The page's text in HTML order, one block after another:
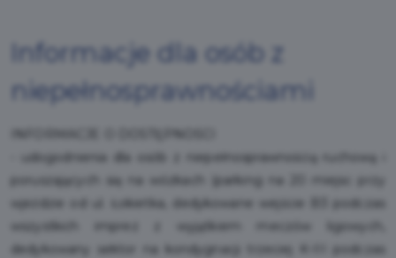
Informacje dla osób z
niepełnosprawnościami
- udogodnienia dla osób z niepełnosprawnością ruchową i
poruszających się na wózkach (parking na 20 miejsc przy
wjeździe od ul. Łokietka, dedykowane wejście B3 podczas
wszystkich imprez z wyjątkiem meczów ligowych,
dedykowany sektor na kondygnacji trzeciej K-III podczas